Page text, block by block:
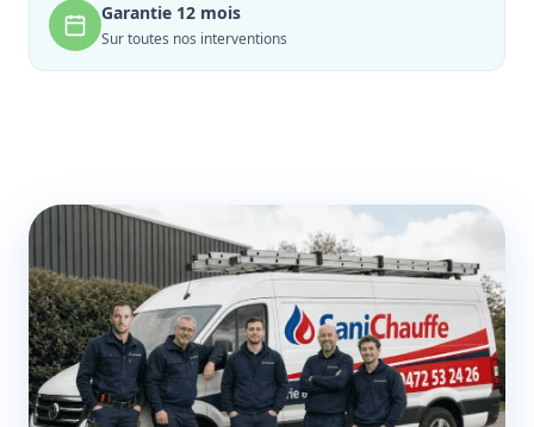
Garantie 12 mois
Sur toutes nos interventions